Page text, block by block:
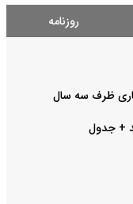
روزنامه